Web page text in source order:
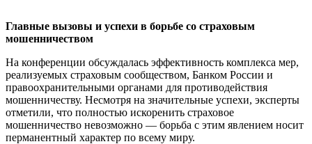
Главные вызовы и успехи в борьбе со страховым
мошенничеством
На конференции обсуждалась эффективность комплекса мер,
реализуемых страховым сообществом, Банком России и
правоохранительными органами для противодействия
мошенничеству. Несмотря на значительные успехи, эксперты
отметили, что полностью искоренить страховое
мошенничество невозможно — борьба с этим явлением носит
перманентный характер по всему миру.